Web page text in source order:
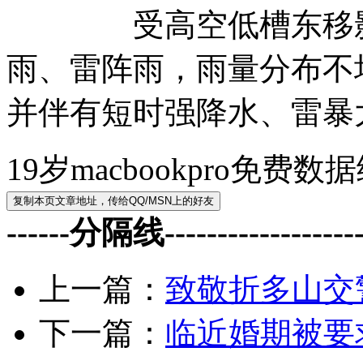
受高空低槽东移影
雨、雷阵雨，雨量分布
并伴有短时强降水、雷
19岁macbookpro免费数
------分隔线
上一篇： 致敬折多山
下一篇： 临近婚期被